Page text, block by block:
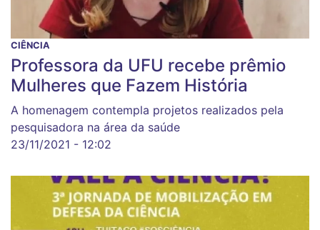
CIÊNCIA
Professora da UFU recebe prêmio
Mulheres que Fazem História
A homenagem contempla projetos realizados pela
pesquisadora na área da saúde
23/11/2021 - 12:02